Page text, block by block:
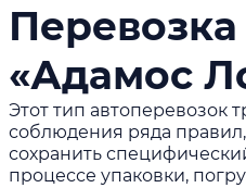
«Адамос
Этот тип автоперевозок
соблюдения ряда
сохранить
процессе упаковки,